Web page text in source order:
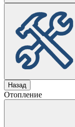
Назад
Отопление